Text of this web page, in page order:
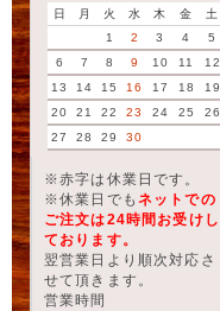
日 月 火 水 木 金
土
1
2 3 4
5
6
7 8 9 10 11
12
13
14 15 16 17 18
19
20
21 22 23 24 25
26
27
28 29 30
※赤字は休業日です。
※休業日でも ネットでの
ご注文は24時間お受けし
ております。
翌営業日より順次対応さ
せて頂きます。
営業時間